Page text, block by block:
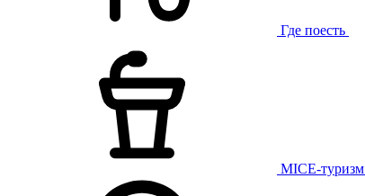
Где поесть
MICE-туризм